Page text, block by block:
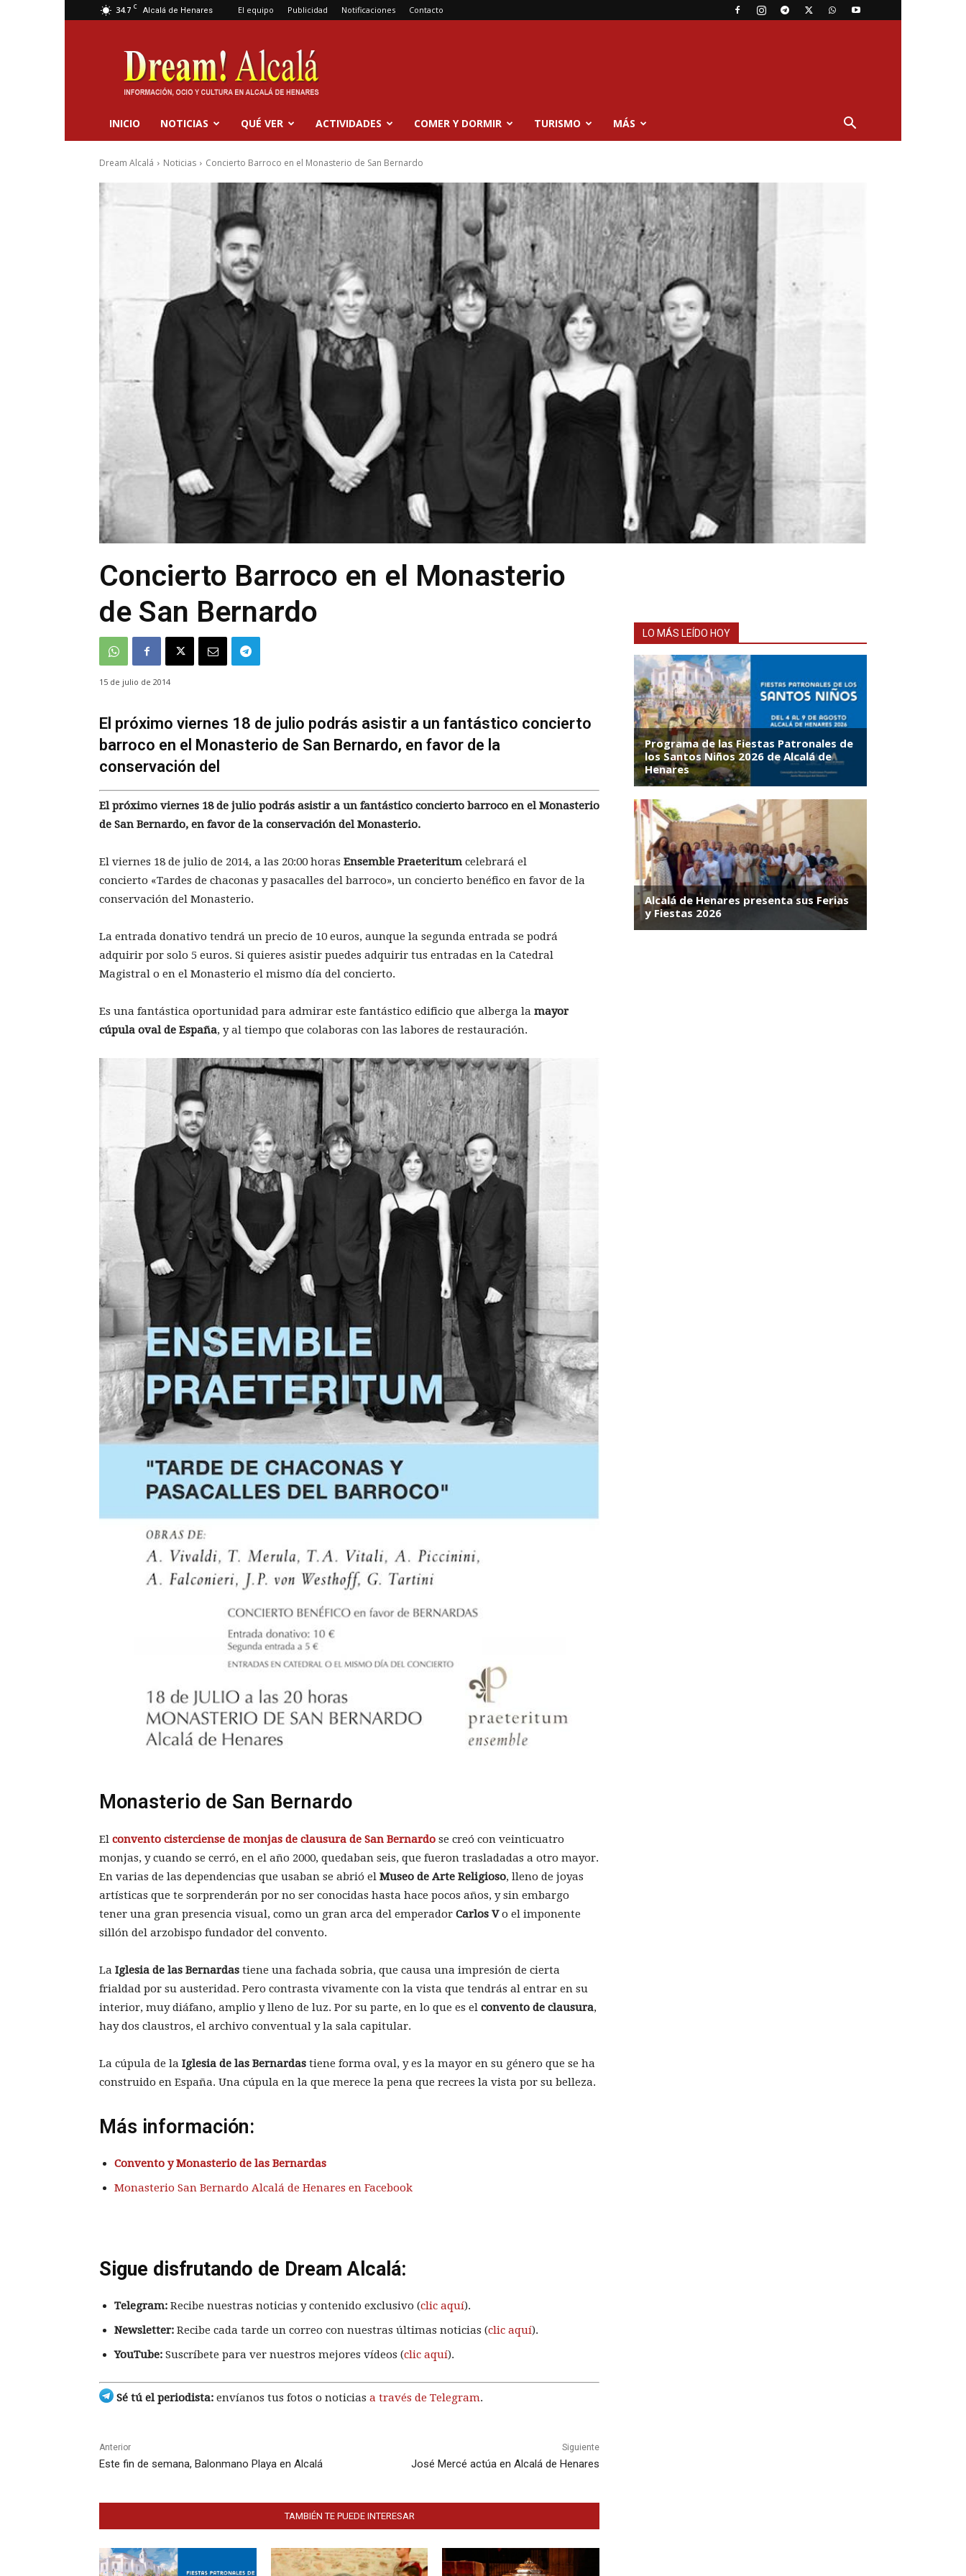
34.7 C Alcalá de Henares El equipo Publicidad Notificaciones Contacto
Dream
Alcalá
INICIO NOTICIAS QUÉ VER ACTIVIDADES COMER Y DORMIR TURISMO MÁS
Dream Alcalá Noticias Concierto Barroco en el Monasterio de San Bernardo
Concierto Barroco en el Monasterio
de San Bernardo
15 de julio de 2014
El próximo viernes 18 de julio podrás asistir a un fantástico concierto
barroco en el Monasterio de San Bernardo, en favor de la
conservación del
El próximo viernes 18 de julio podrás asistir a un fantástico concierto barroco en el Monasterio
de San Bernardo, en favor de la conservación del Monasterio.
El viernes 18 de julio de 2014, a las 20:00 horas Ensemble Praeteritum celebrará el
concierto «Tardes de chaconas y pasacalles del barroco», un concierto benéfico en favor de la
conservación del Monasterio.
La entrada donativo tendrá un precio de 10 euros, aunque la segunda entrada se podrá
adquirir por solo 5 euros. Si quieres asistir puedes adquirir tus entradas en la Catedral
Magistral o en el Monasterio el mismo día del concierto.
Es una fantástica oportunidad para admirar este fantástico edificio que alberga la mayor
cúpula oval de España, y al tiempo que colaboras con las labores de restauración.
Monasterio de San Bernardo
El convento cisterciense de monjas de clausura de San Bernardo se creó con veinticuatro
monjas, y cuando se cerró, en el año 2000, quedaban seis, que fueron trasladadas a otro mayor.
En varias de las dependencias que usaban se abrió el Museo de Arte Religioso, lleno de joyas
artísticas que te sorprenderán por no ser conocidas hasta hace pocos años, y sin embargo
tener una gran presencia visual, como un gran arca del emperador Carlos Vo el imponente
sillón del arzobispo fundador del convento.
La Iglesia de las Bernardas tiene una fachada sobria, que causa una impresión de cierta
frialdad por su austeridad. Pero contrasta vivamente con la vista que tendrás al entrar en su
interior, muy diáfano, amplio y lleno de luz. Por su parte, en lo que es el convento de clausura,
hay dos claustros, el archivo conventual y la sala capitular.
La cúpula de la Iglesia de las Bernardas tiene forma oval, y es la mayor en su género que se ha
construido en España. Una cúpula en la que merece la pena que recrees la vista por su belleza.
Más información:
Convento y Monasterio de las Bernardas
Monasterio San Bernardo Alcalá de Henares en Facebook
Sigue disfrutando de Dream Alcalá:
Telegram: Recibe nuestras noticias y contenido exclusivo (clic aquí).
Newsletter: Recibe cada tarde un correo con nuestras últimas noticias (clic aquí).
YouTube: Suscríbete para ver nuestros mejores vídeos (clic aquí).
Sé tú el periodista: envíanos tus fotos o noticias a través de Telegram.
Anterior
Este fin de semana, Balonmano Playa en Alcalá
Siguiente
José Mercé actúa en Alcalá de Henares
TAMBIÉN TE PUEDE INTERESAR
LO MÁS LEÍDO HOY